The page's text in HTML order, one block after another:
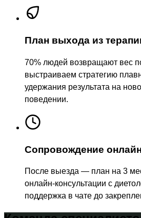
План выхода из
70% людей возвращают вес
выстраиваем стратегию
удержания результата на
поведении.
Сопровождение
После выезда — план на 3
онлайн-консультации с
поддержка в чате до